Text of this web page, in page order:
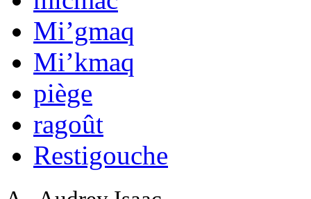
Mi’gmaq
Mi’kmaq
piège
ragoût
Restigouche